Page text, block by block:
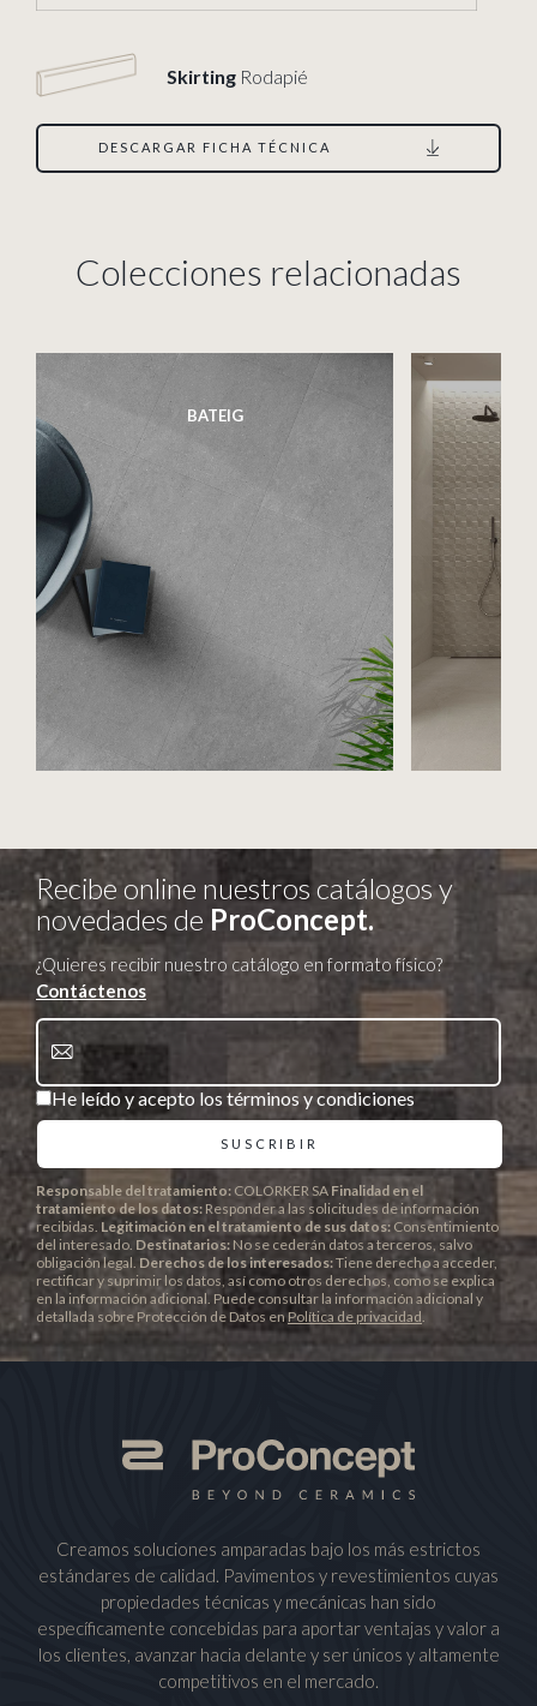
Skirting Rodapié
DESCARGAR FICHA TÉCNICA
Colecciones relacionadas
BATEIG
Recibe online nuestros catálogos y
novedades de ProConcept.
¿Quieres recibir nuestro catálogo en formato físico?
Contáctenos
He leído y acepto los términos y condiciones
Responsable del tratamiento: COLORKER SA Finalidad en el
tratamiento de los datos: Responder a las solicitudes de información
recibidas. Legitimación en el tratamiento de sus datos: Consentimiento
del interesado. Destinatarios: No se cederán datos a terceros, salvo
obligación legal. Derechos de los interesados:Tiene derecho a acceder,
rectificar y suprimir los datos, así como otros derechos, como se explica
en la información adicional. Puede consultar la información adicional y
detallada sobre Protección de Datos enPolítica de privacidad
Creamos soluciones amparadas bajo los más estrictos
estándares de calidad. Pavimentos y revestimientos cuyas
propiedades técnicas y mecánicas han sido
específicamente concebidas para aportar ventajas y valor a
los clientes, avanzar hacia delante y ser únicos y altamente
competitivos en el mercado.